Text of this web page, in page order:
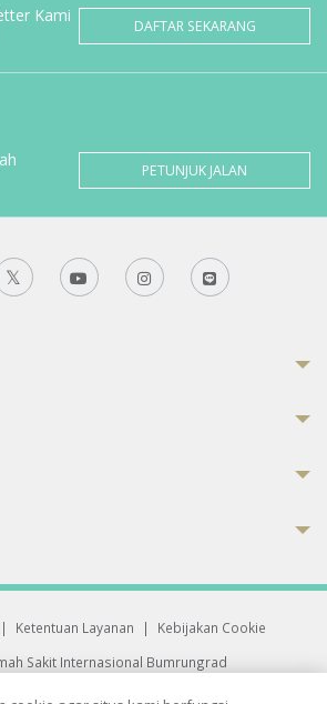
Kami
DAFTAR SEKARANG
PETUNJUK JALAN
| Ketentuan Layanan |
Kebijakan Cookie
Sakit Internasional Bumrungrad